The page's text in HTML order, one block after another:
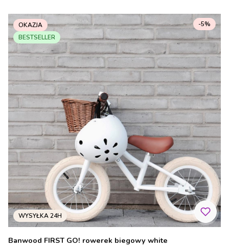
OKAZJA
BESTSELLER
Banwood FIRST GO! rowerek biegowy white
-5%